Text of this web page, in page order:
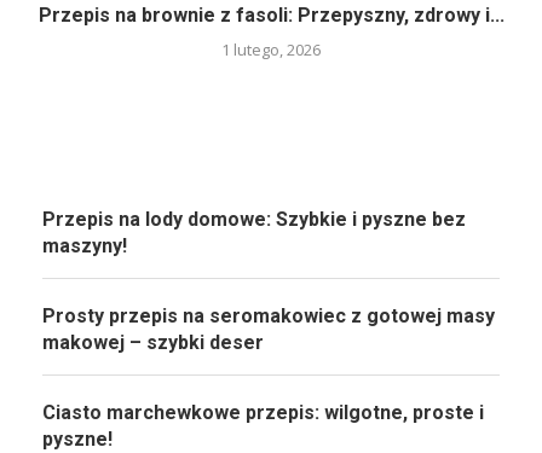
Przepis na brownie z fasoli: Przepyszny, zdrowy i...
1 lutego, 2026
Przepis na lody domowe: Szybkie i pyszne bez
maszyny!
Prosty przepis na seromakowiec z gotowej masy
makowej – szybki deser
Ciasto marchewkowe przepis: wilgotne, proste i
pyszne!